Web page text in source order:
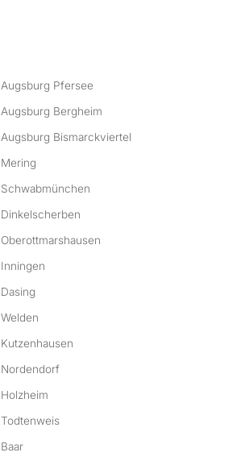
Augsburg Pfersee
Augsburg Bergheim
Augsburg Bismarckviertel
Mering
Schwabmünchen
Dinkelscherben
Oberottmarshausen
Inningen
Dasing
Welden
Kutzenhausen
Nordendorf
Holzheim
Todtenweis
Baar